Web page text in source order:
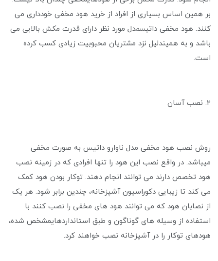
بر همین اساس بسیاری از افراد از خرید هود مخفی خودداری می‌
کنند. هود مخفی داتیسمدل مورد نظر دارای قدرت مکش بالایی می
باشد و به همیندلیل نزد مشتریان محبوبیت زیادی کسب کرده
است.
2. نصب آسان
روش نصب هود مخفی مدل ناوارو داتیس به صورت مخفی
میباشد. در واقع نصب این هود را تنها افرادی که در زمینه نصب
هود تخصص دارند می توانند انجام دهند. توکار بودن هود کمک
می کند تا زیبایی دکوراسیون آشپزخانه، چندین برابر شود. هر یک
از نصابان هود که می ‌توانند هود های مخفی را نصب کنند با
استفاده از وسیله های گوناگون و طبق استانداردهایمشخص شده،
هودهای توکار را در آشپزخانه نصب خواهند کرد.